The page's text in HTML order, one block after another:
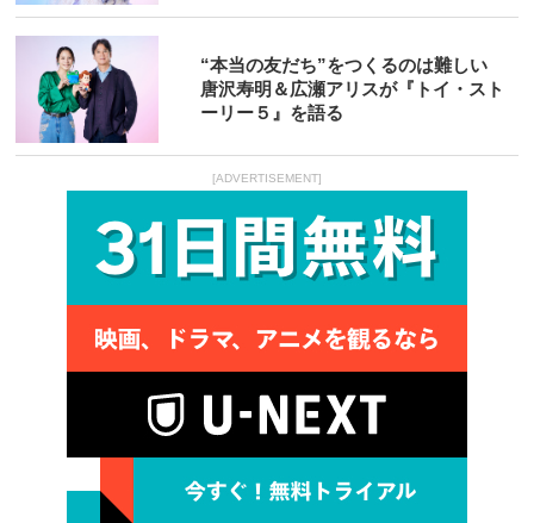
“本当の友だち”をつくるのは難しい
唐沢寿明＆広瀬アリスが『トイ・スト
ーリー５』を語る
[ADVERTISEMENT]